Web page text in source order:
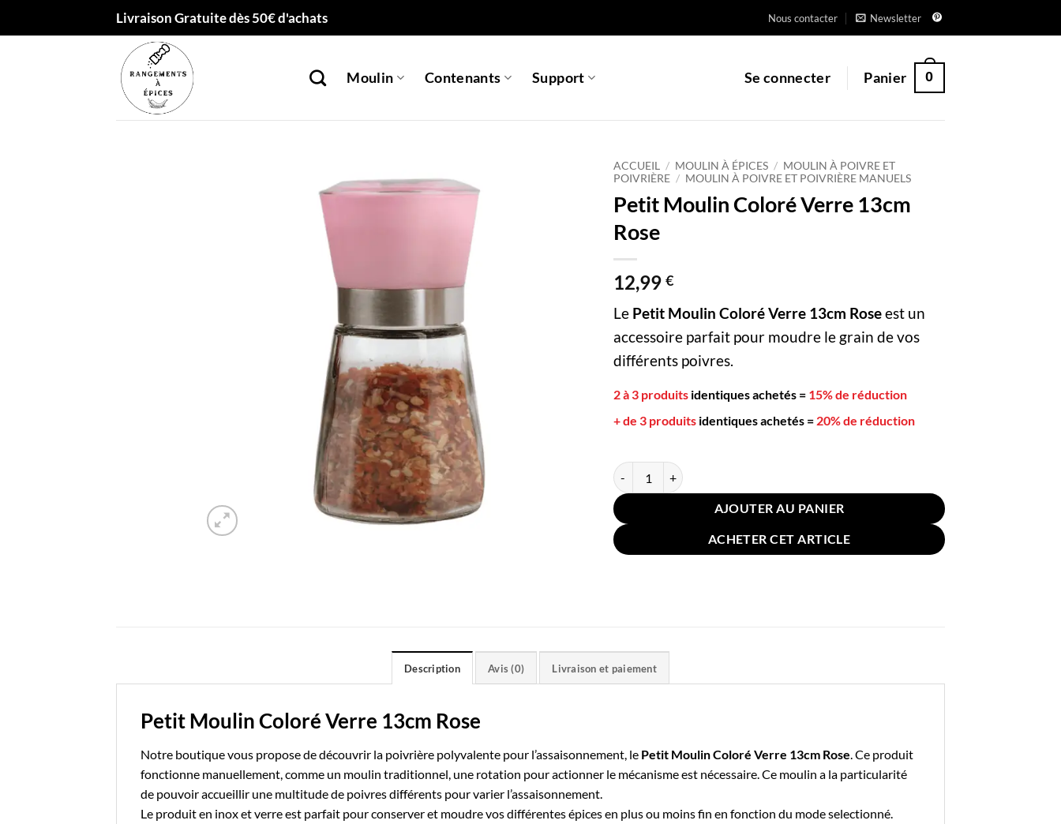
Livraison Gratuite dès 50€ d'achats Nous contacter Newsletter
Moulin Contenants Support Se connecter Panier 0
ACCUEIL / MOULIN À ÉPICES / MOULIN À POIVRE ET
POIVRIÈRE / MOULIN À POIVRE ET POIVRIÈRE MANUELS
Petit Moulin Coloré Verre 13cm
Rose
12,99 €
Le Petit Moulin Coloré Verre 13cm Roseest un
accessoire parfait pour moudre le grain de vos
différents poivres.
2 à 3 produits identiques achetés = 15% de réduction
+ de 3 produits identiques achetés = 20% de réduction
quantité de Petit Moulin Coloré Verre 13cm Rose
AJOUTER AU PANIER
ACHETER CET ARTICLE
Description Avis (0) Livraison et paiement
Petit Moulin Coloré Verre 13cm Rose
Notre boutiquevous propose de découvrir la poivrière polyvalente pour l’assaisonnement, le Petit Moulin Coloré Verre 13cm Rose. Ce produit
fonctionne manuellement, comme un moulin traditionnel, une rotation pour actionner le mécanisme est nécessaire. Ce moulin a la particularité
de pouvoir accueillir une multitude de poivres différents pour varier l’assaisonnement.
Le produit en inox et verre est parfait pour conserver et moudre vos différentes épices en plus ou moins fin en fonction du mode selectionné.